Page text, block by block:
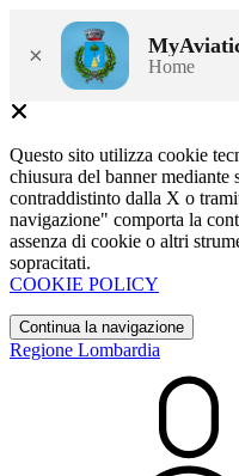
× Home
Questo sito utilizza cookie
chiusura del banner mediante
contraddistinto dalla X o
navigazione" comporta la
assenza di cookie o altri
sopracitati.
COOKIE POLICY
Continua la navigazione
Regione Lombardia